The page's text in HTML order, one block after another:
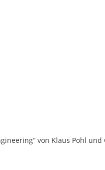
von Klaus Pohl